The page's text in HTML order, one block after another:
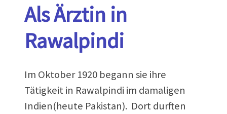
Als Ärztin in
Rawalpindi
Im Oktober 1920 begann sie ihre
Tätigkeit in Rawalpindi im damaligen
Indien(heute Pakistan). Dort durften